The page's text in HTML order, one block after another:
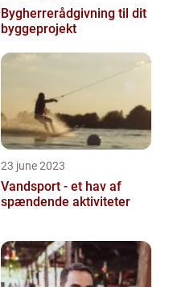
Bygherrerådgivning til dit
byggeprojekt
23 june 2023
Vandsport - et hav af
spændende aktiviteter